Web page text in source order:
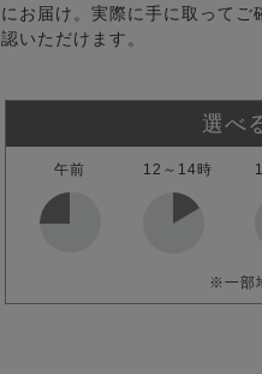
にお届け。実際に手に取ってご
認いただけます。
選べ
午前 12～14時
※一部